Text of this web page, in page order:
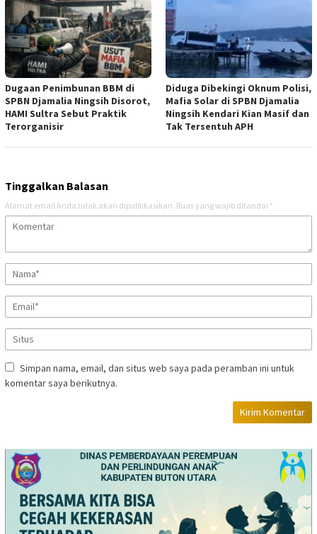
Dugaan Penimbunan BBM di
SPBN Djamalia Ningsih Disorot,
HAMI Sultra Sebut Praktik
Terorganisir
Diduga Dibekingi Oknum Polisi,
Mafia Solar di SPBN Djamalia
Ningsih Kendari Kian Masif dan
Tak Tersentuh APH
Tinggalkan Balasan
Alamat email Anda tidak akan dipublikasikan. Ruas yang wajib ditandai *
Simpan nama, email, dan situs web saya pada peramban ini untuk
komentar saya berikutnya.